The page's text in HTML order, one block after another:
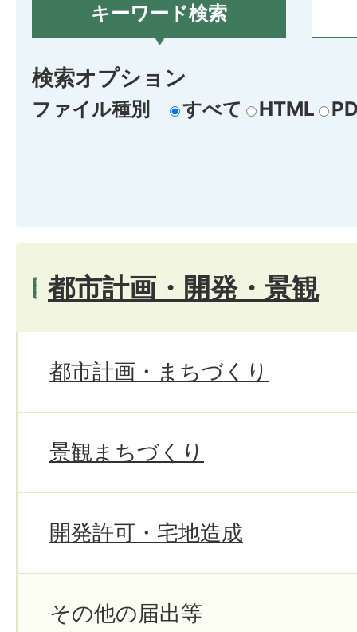
キーワード検索
検索オプション
ファイル種別 すべて HTML
都市計画・開発・景観
都市計画・まちづくり
景観まちづくり
開発許可・宅地造成
その他の届出等